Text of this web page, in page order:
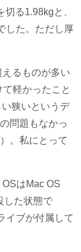
る1.98kgと、
した。ただし厚
るものが多い
軽かったこと
狭いというデ
問題もなかっ
。私にとって
はMac OS
した状態で
イブが付属して